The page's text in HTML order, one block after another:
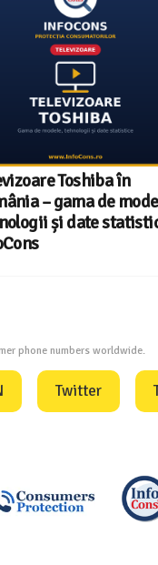
Toshiba în
– gama de
și date
phone numbers worldwide.
Twitter